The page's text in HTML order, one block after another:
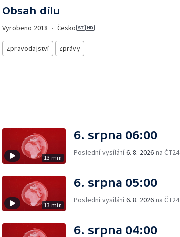
Obsah dílu
Vyrobeno 2018 • Česko
Zpravodajství Zprávy
13 min
6. srpna 06:00
Poslední vysílání6. 8. 2026 na ČT24
13 min
6. srpna 05:00
Poslední vysílání6. 8. 2026 na ČT24
6. srpna 04:00